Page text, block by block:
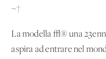
¬†
La modella √® una
aspira ad entrare nel